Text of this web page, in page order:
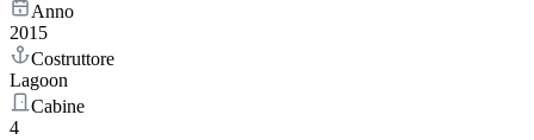
Anno
2015
Costruttore
Lagoon
Cabine
4